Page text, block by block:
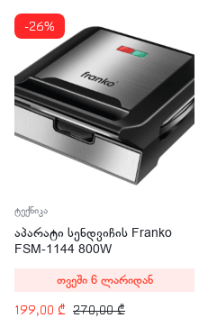
-26%
ტექნიკა
აპარატი სენდვიჩის Franko
FSM-1144 800W
270,00₾
199,00 ₾
თვეში 6 ლარიდან